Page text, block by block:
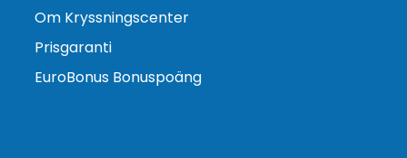
Om Kryssningscenter
Prisgaranti
EuroBonus Bonuspoäng